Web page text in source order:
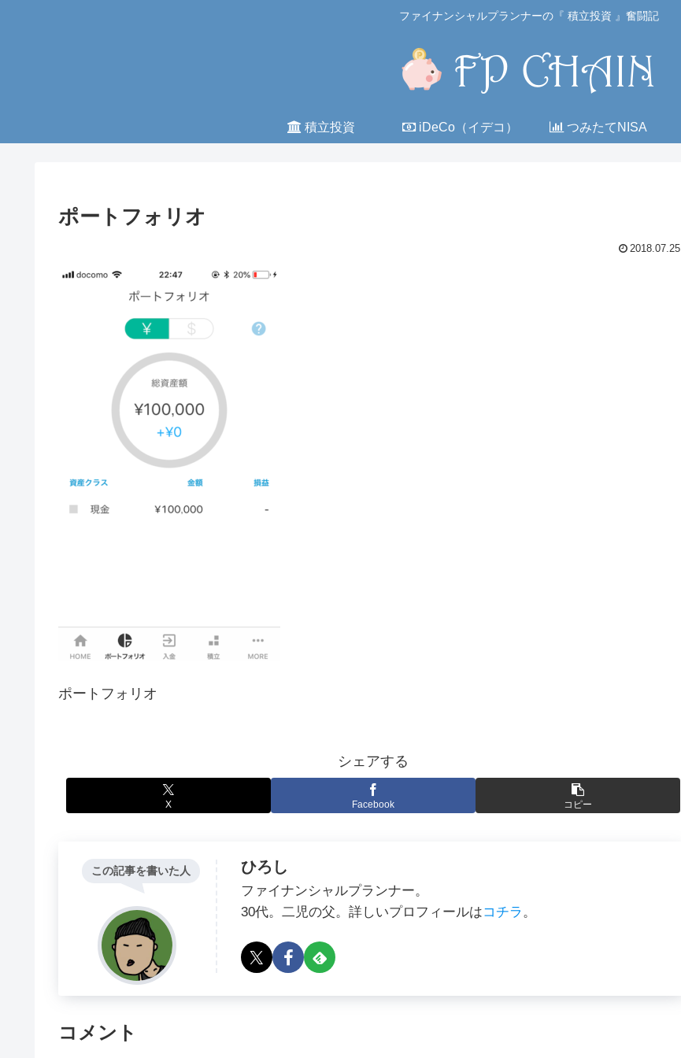
ファイナンシャルプランナーの『 積立投資 』奮闘記
積立投資 iDeCo（イデコ） つみたてNISA
ポートフォリオ
2018.07.25
ポートフォリオ
シェアする
X Facebook コピー
この記事を書いた人 ひろし
ファイナンシャルプランナー。
30代。二児の父。詳しいプロフィールはコチラ 。
コメント